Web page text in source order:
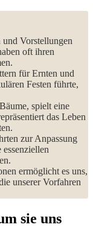
‍Vorstellungen⁢
oft ihren
für Ernten und‌
Festen führte,‍
spielt eine
das Leben
zur ​Anpassung
ermöglicht​ es uns,
unserer Vorfahren​
sie uns